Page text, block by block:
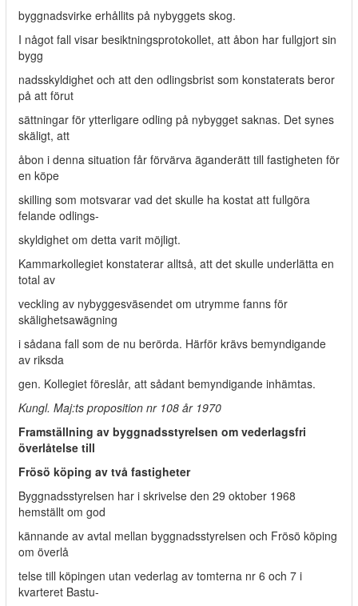
byggnadsvirke erhållits på nybyggets skog.
I något fall visar besiktningsprotokollet, att åbon har fullgjort sin
bygg­
nadsskyldighet och att den odlingsbrist som konstaterats beror
på att förut­
sättningar för ytterligare odling på nybygget saknas. Det synes
skäligt, att
åbon i denna situation får förvärva äganderätt till fastigheten för
en köpe­
skilling som motsvarar vad det skulle ha kostat att fullgöra
felande odlings-
skyldighet om detta varit möjligt.
Kammarkollegiet konstaterar alltså, att det skulle underlätta en
total av­
veckling av nybyggesväsendet om utrymme fanns för
skälighetsawägning
i sådana fall som de nu berörda. Härför krävs bemyndigande
av riksda­
gen. Kollegiet föreslår, att sådant bemyndigande inhämtas.
Kungl. Maj:ts proposition nr 108 år 1970
Framställning av byggnadsstyrelsen om vederlagsfri
överlåtelse till
Frösö köping av två fastigheter
Byggnadsstyrelsen har i skrivelse den 29 oktober 1968
hemställt om god­
kännande av avtal mellan byggnadsstyrelsen och Frösö köping
om överlå­
telse till köpingen utan vederlag av tomterna nr 6 och 7 i
kvarteret Bastu-